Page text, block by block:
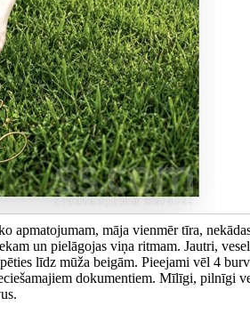
apmatojumam, māja vienmēr tīra,
un pielāgojas viņa ritmam. Jautri,
līdz mūža beigām. Pieejami vēl 4
dokumentiem. Mīlīgi, pilnīgi